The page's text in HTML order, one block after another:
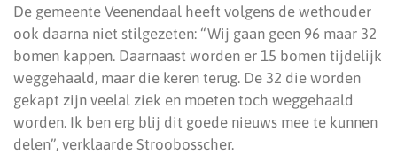
De gemeente Veenendaal heeft volgens de wethouder
ook daarna niet stilgezeten: “Wij gaan geen 96 maar 32
bomen kappen. Daarnaast worden er 15 bomen tijdelijk
weggehaald, maar die keren terug. De 32 die worden
gekapt zijn veelal ziek en moeten toch weggehaald
worden. Ik ben erg blij dit goede nieuws mee te kunnen
delen”, verklaarde Stroobosscher.